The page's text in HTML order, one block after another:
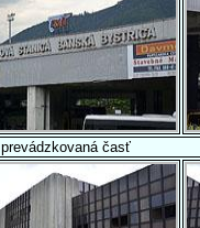
prevádzkovaná časť